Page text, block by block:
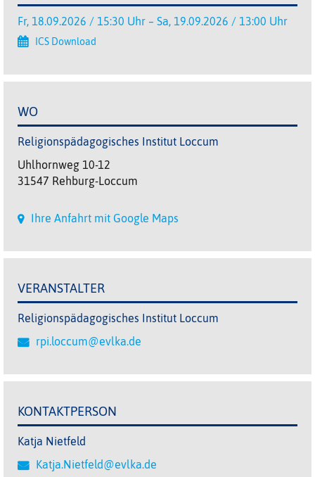
Fr, 18.09.2026 / 15:30 Uhr – Sa, 19.09.2026 / 13:00 Uhr
ICS Download
WO
Religionspädagogisches Institut Loccum
Uhlhornweg 10-12
31547 Rehburg-Loccum
Ihre Anfahrt mit Google Maps
VERANSTALTER
Religionspädagogisches Institut Loccum
rpi.loccum@evlka.de
KONTAKTPERSON
Katja Nietfeld
Katja.Nietfeld@evlka.de